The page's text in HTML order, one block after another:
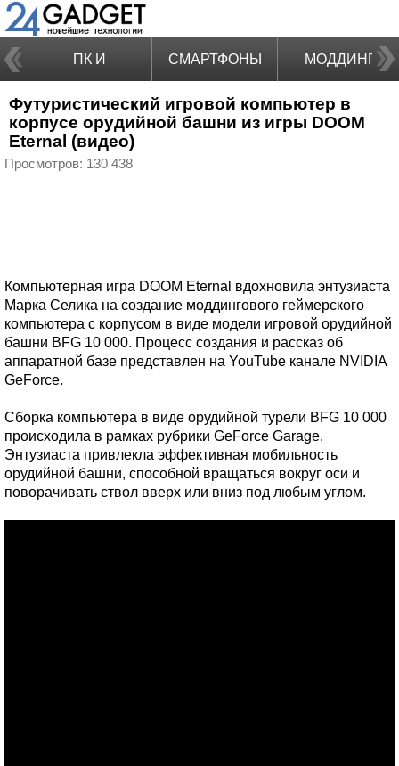
ПК И
НОУТБУКИ
СМАРТФОНЫ МОДДИНГ
Футуристический игровой компьютер в
корпусе орудийной башни из игры DOOM
Eternal (видео)
Просмотров: 130 438
Компьютерная игра DOOM Eternal вдохновила энтузиаста
Марка Селика на создание моддингового геймерского
компьютера с корпусом в виде модели игровой орудийной
башни BFG 10 000. Процесс создания и рассказ об
аппаратной базе представлен на YouTube канале NVIDIA
GeForce.
Сборка компьютера в виде орудийной турели BFG 10 000
происходила в рамках рубрики GeForce Garage.
Энтузиаста привлекла эффективная мобильность
орудийной башни, способной вращаться вокруг оси и
поворачивать ствол вверх или вниз под любым углом.